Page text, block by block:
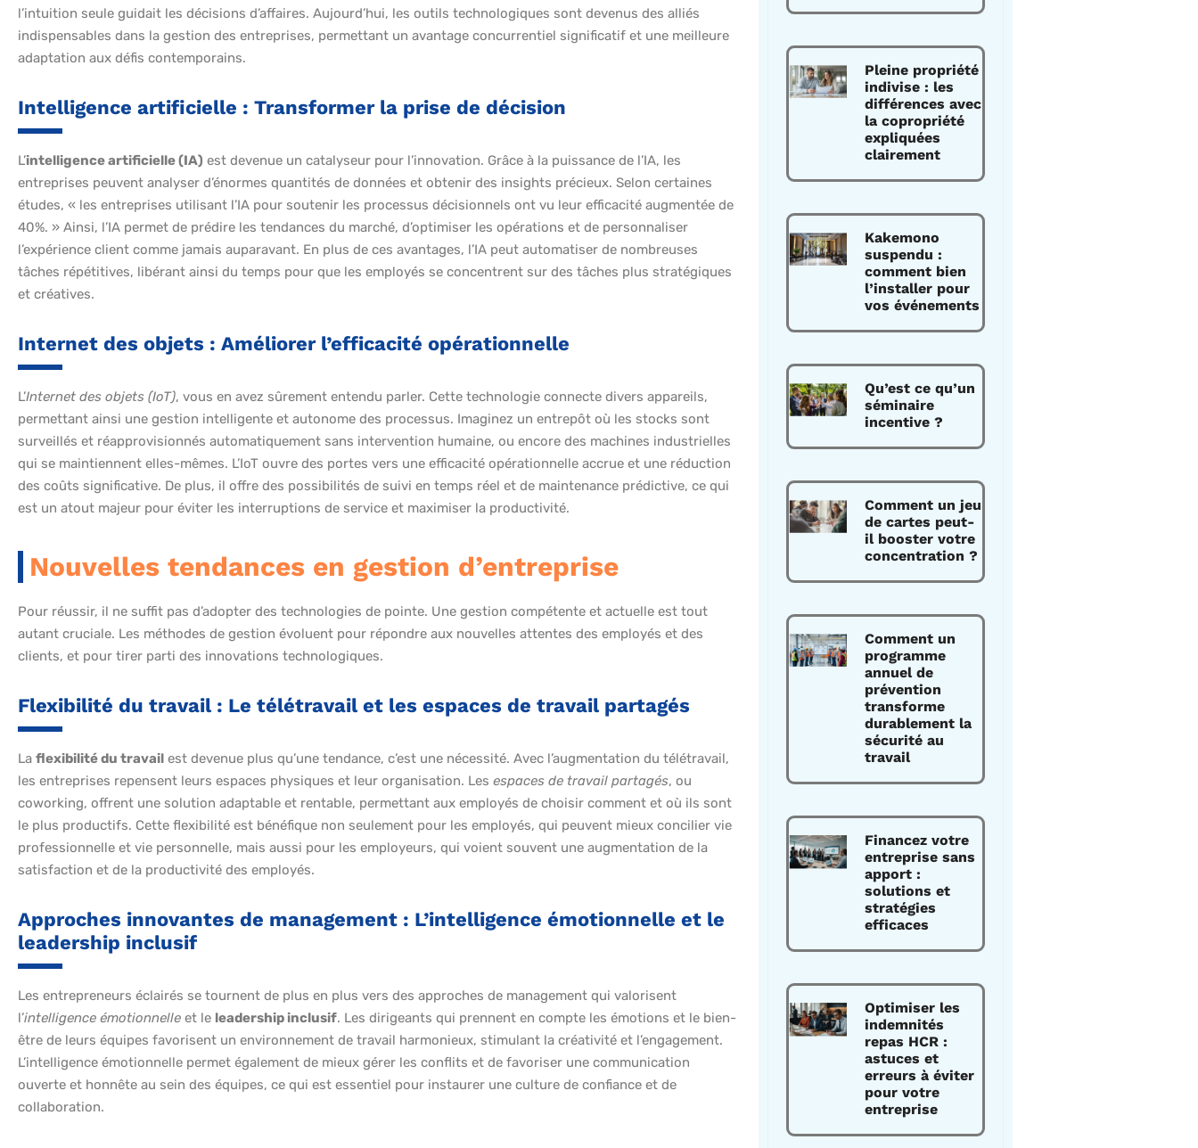
l’intuition seule guidait les décisions d’affaires. Aujourd’hui, les outils technologiques sont devenus des alliés
indispensables dans la gestion des entreprises, permettant un avantage concurrentiel significatif et une meilleure
adaptation aux défis contemporains.
Intelligence artificielle : Transformer la prise de décision
L’intelligence artificielle (IA) est devenue un catalyseur pour l’innovation. Grâce à la puissance de l’IA, les
entreprises peuvent analyser d’énormes quantités de données et obtenir des insights précieux. Selon certaines
études, « les entreprises utilisant l’IA pour soutenir les processus décisionnels ont vu leur efficacité augmentée de
40%. » Ainsi, l’IA permet de prédire les tendances du marché, d’optimiser les opérations et de personnaliser
l’expérience client comme jamais auparavant. En plus de ces avantages, l’IA peut automatiser de nombreuses
tâches répétitives, libérant ainsi du temps pour que les employés se concentrent sur des tâches plus stratégiques
et créatives.
Internet des objets : Améliorer l’efficacité opérationnelle
L’Internet des objets (IoT), vous en avez sûrement entendu parler. Cette technologie connecte divers appareils,
permettant ainsi une gestion intelligente et autonome des processus. Imaginez un entrepôt où les stocks sont
surveillés et réapprovisionnés automatiquement sans intervention humaine, ou encore des machines industrielles
qui se maintiennent elles-mêmes. L’IoT ouvre des portes vers une efficacité opérationnelle accrue et une réduction
des coûts significative. De plus, il offre des possibilités de suivi en temps réel et de maintenance prédictive, ce qui
est un atout majeur pour éviter les interruptions de service et maximiser la productivité.
Nouvelles tendances en gestion d’entreprise
Pour réussir, il ne suffit pas d’adopter des technologies de pointe. Une gestion compétente et actuelle est tout
autant cruciale. Les méthodes de gestion évoluent pour répondre aux nouvelles attentes des employés et des
clients, et pour tirer parti des innovations technologiques.
Flexibilité du travail : Le télétravail et les espaces de travail partagés
La flexibilité du travail est devenue plus qu’une tendance, c’est une nécessité. Avec l’augmentation du télétravail,
les entreprises repensent leurs espaces physiques et leur organisation. Les espaces de travail partagés, ou
coworking, offrent une solution adaptable et rentable, permettant aux employés de choisir comment et où ils sont
le plus productifs. Cette flexibilité est bénéfique non seulement pour les employés, qui peuvent mieux concilier vie
professionnelle et vie personnelle, mais aussi pour les employeurs, qui voient souvent une augmentation de la
satisfaction et de la productivité des employés.
Approches innovantes de management : L’intelligence émotionnelle et le
leadership inclusif
Les entrepreneurs éclairés se tournent de plus en plus vers des approches de management qui valorisent
l’intelligence émotionnelle et le leadership inclusif. Les dirigeants qui prennent en compte les émotions et le bien-
être de leurs équipes favorisent un environnement de travail harmonieux, stimulant la créativité et l’engagement.
L’intelligence émotionnelle permet également de mieux gérer les conflits et de favoriser une communication
ouverte et honnête au sein des équipes, ce qui est essentiel pour instaurer une culture de confiance et de
collaboration.
Pleine propriété
indivise : les
différences avec
la copropriété
expliquées
clairement
Kakemono
suspendu :
comment bien
l’installer pour
vos événements
Qu’est ce qu’un
séminaire
incentive ?
Comment un jeu
de cartes peut-
il booster votre
concentration ?
Comment un
programme
annuel de
prévention
transforme
durablement la
sécurité au
travail
Financez votre
entreprise sans
apport :
solutions et
stratégies
efficaces
Optimiser les
indemnités
repas HCR :
astuces et
erreurs à éviter
pour votre
entreprise